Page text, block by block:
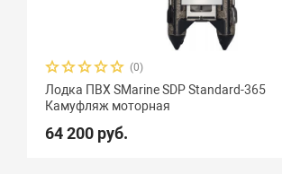
(0)
Лодка ПВХ SMarine SDP Standard-365
Камуфляж моторная
64 200 руб.